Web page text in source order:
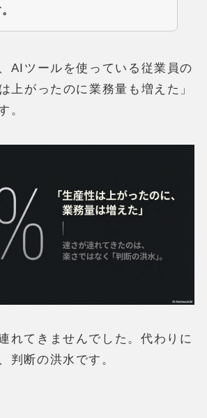
AIツールを使っている従業員の
上がったのに業務量も増えた」
。
れてきませんでした。代わりに
判断の洪水です。